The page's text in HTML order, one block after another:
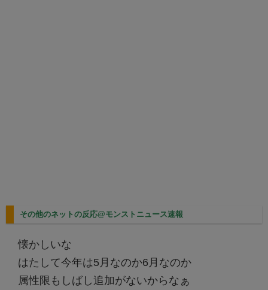
その他のネットの反応@モンストニュース速報
懐かしいな
はたして今年は5月なのか6月なのか
属性限もしばし追加がないからなぁ